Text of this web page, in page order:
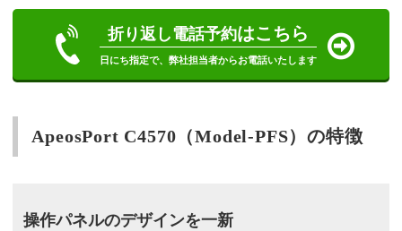
折り返し電話予約はこちら
日にち指定で、弊社担当者からお電話いたします
ApeosPort C4570（Model-PFS）の特徴
操作パネルのデザインを一新